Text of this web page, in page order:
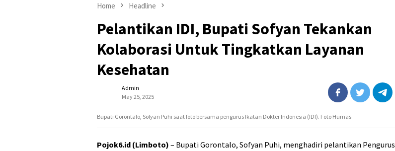
Home Headline
Pelantikan IDI, Bupati Sofyan Tekankan
Kolaborasi Untuk Tingkatkan Layanan
Kesehatan
Admin
May 25, 2025
Bupati Gorontalo, Sofyan Puhi saat foto bersama pengurus Ikatan Dokter Indonesia (IDI). Foto Humas
Pojok6.id (Limboto) – Bupati Gorontalo, Sofyan Puhi, menghadiri pelantikan Pengurus